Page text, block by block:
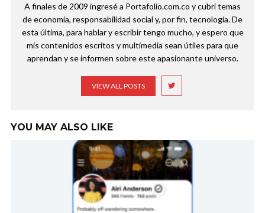
A finales de 2009 ingresé a Portafolio.com.co y cubrí temas
de economía, responsabilidad social y, por fin, tecnología. De
esta última, para hablar y escribir tengo mucho, y espero que
mis contenidos escritos y multimedia sean útiles para que
aprendan y se informen sobre este apasionante universo.
VIEW ALL POSTS
YOU MAY ALSO LIKE